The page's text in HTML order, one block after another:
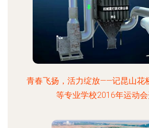
青春飞扬，活力绽放——记昆山花
等专业学校2016年运动